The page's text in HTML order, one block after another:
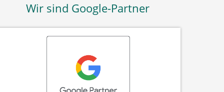
Wir sind Google-Partner